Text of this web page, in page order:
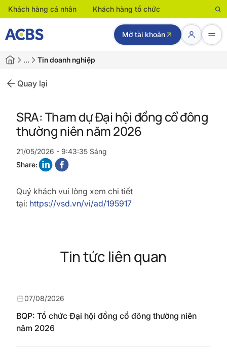
Khách hàng cá nhân Khách hàng tổ chức
Mở tài khoản
… Tin doanh nghiệp
Quay lại
SRA: Tham dự Đại hội đồng cổ đông
thường niên năm 2026
21/05/2026 - 9:43:35 Sáng
Share:
Quý khách vui lòng xem chi tiết
tại: https://vsd.vn/vi/ad/195917
Tin tức liên quan
BQP: Tổ chức Đại hội đồng cổ đông thường niên
năm 2026
07/08/2026